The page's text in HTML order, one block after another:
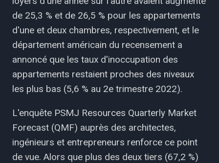
de 25,3 % et de 26,5 % pour les appartements
d'une et deux chambres, respectivement, et le
département américain du recensement a
annoncé que les taux d'inoccupation des
appartements restaient proches des niveaux
les plus bas (5,6 % au 2e trimestre 2022).
L'enquête PSMJ Resources Quarterly Market
Forecast (QMF) auprès des architectes,
ingénieurs et entrepreneurs renforce ce point
de vue. Alors que plus des deux tiers (67,2 %)